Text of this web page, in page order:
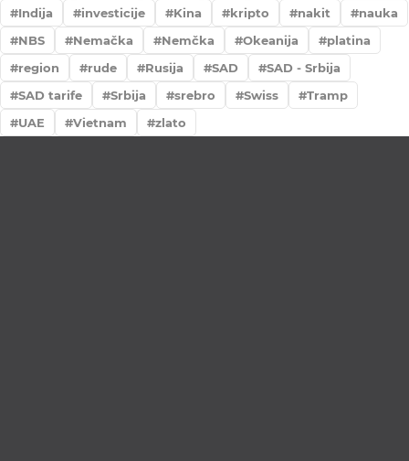
Indija
investicije Kina kripto nakit
nauka
NBS
Nemačka Nemčka Okeanija
platina
region
rude Rusija SAD
SAD - Srbija
SAD tarife
Srbija srebro Swiss
Tramp
UAE
Vietnam zlato